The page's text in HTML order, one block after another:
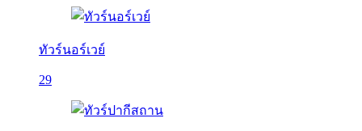
ทัวร์นอร์เวย์
29